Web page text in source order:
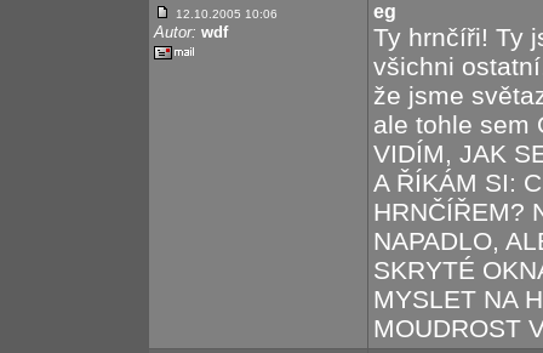
12.10.2005 10:06
Autor: wdf
eg
Ty hrnčíři! Ty
všichni
že jsme
ale tohle sem
VIDÍM, JAK
A ŘÍKÁM SI:
HRNČÍŘEM?
NAPADLO,
SKRYTÉ
MYSLET NA
MOUDROST